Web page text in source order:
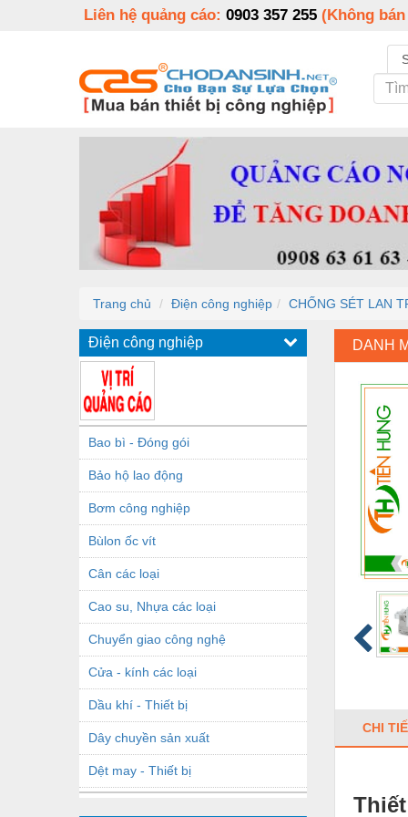
Liên hệ quảng cáo: 0903 357 255 (Không
Trang chủ Điện công nghiệp CHỐNG SÉT LAN
Điện công nghiệp
Bao bì - Đóng gói
Bảo hộ lao động
Bơm công nghiệp
Bùlon ốc vít
Cân các loại
Cao su, Nhựa các loại
Chuyển giao công nghệ
Cửa - kính các loại
Dầu khí - Thiết bị
Dây chuyền sản xuất
Dệt may - Thiết bị
DANH
CHI